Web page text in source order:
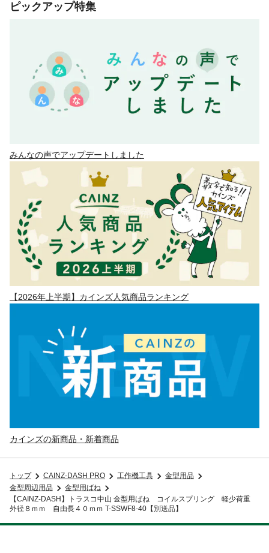
ピックアップ特集
みんなの声でアップデートしました
【2026年上半期】カインズ人気商品ランキング
カインズの新商品・新着商品
トップ CAINZ-DASH PRO 工作機工具
金型用品
金型周辺用品
金型用ばね
【CAINZ-DASH】トラスコ中山 金型用ばね コイルスプリング 軽少荷重
外径８ｍｍ 自由長４０ｍｍ T-SSWF8-40【別送品】